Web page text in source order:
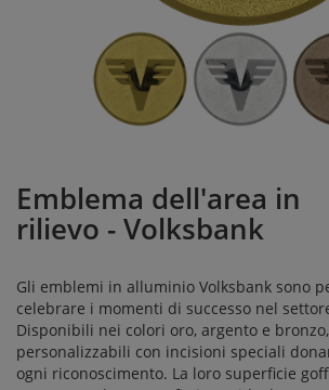
Emblema dell'area in
rilievo - Volksbank
Gli emblemi in alluminio Volksbank sono
celebrare i momenti di successo nel
Disponibili nei colori oro, argento e
personalizzabili con incisioni speciali
ogni riconoscimento. La loro superficie